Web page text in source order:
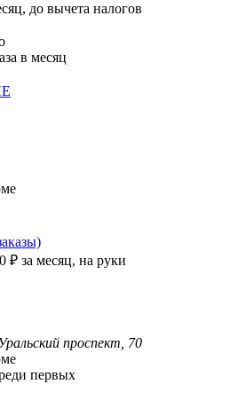
до вычета налогов
в месяц
₽ за месяц, на руки
проспект, 70
первых